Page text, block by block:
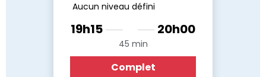
Aucun niveau défini
19h15 20h00
45 min
Complet